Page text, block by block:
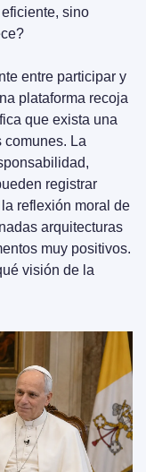
sino
entre participar y
plataforma recoja
que exista una
comunes. La
registrar
reflexión moral de
arquitecturas
muy positivos.
visión de la